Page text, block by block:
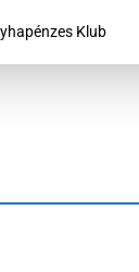
Klub